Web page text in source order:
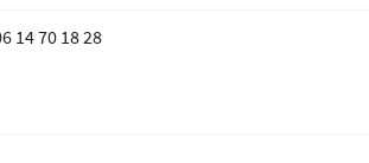
14 70 18 28